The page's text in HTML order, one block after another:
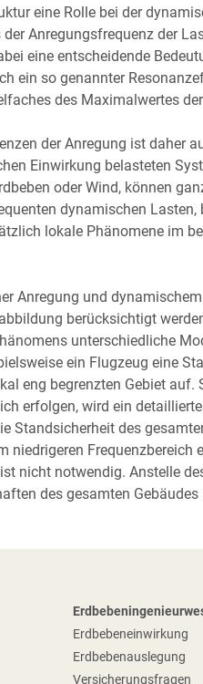
eine Rolle bei der
Anregungsfrequenz der
eine entscheidende
ein so genannter
des Maximalwertes
der Anregung ist daher
Einwirkung belasteten
oder Wind, können
dynamischen Lasten,
lokale Phänomene im
Anregung und
berücksichtigt
unterschiedliche
ein Flugzeug eine
eng begrenzten Gebiet auf.
erfolgen, wird ein
Standsicherheit des
niedrigeren Frequenzbereich
nicht notwendig. Anstelle
des gesamten
Erdbebeneinwirkung
Erdbebenauslegung
Versicherungsfragen